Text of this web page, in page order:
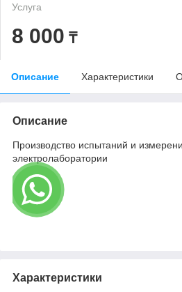
Услуга
8 000 ₸
Описание Характеристики
Описание
Производство испытаний и
электролаборатории
Характеристики